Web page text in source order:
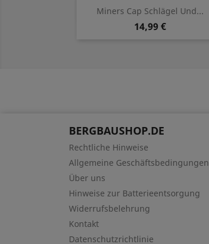
Miners Cap Schlägel Und...
14,99 €
Vorschau
BERGBAUSHOP.DE
Rechtliche Hinweise
Allgemeine Geschäftsbedingungen
Über uns
Hinweise zur Batterieentsorgung
Widerrufsbelehrung
Kontakt
Datenschutzrichtlinie